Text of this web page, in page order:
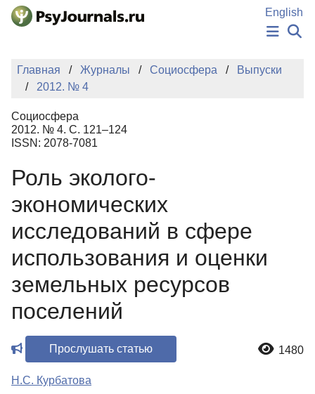
Перейти к основному содержанию
English
НОВОСТИ
БАЗА ЗНАНИЙ
Главная Журналы Социосфера
Выпуски
2012. № 4
Социосфера
2012. № 4. С. 121–124
ISSN: 2078-7081
Роль эколого-
экономических
исследований в сфере
использования и оценки
земельных ресурсов
поселений
Прослушать статью 1480
Н.С. Курбатова